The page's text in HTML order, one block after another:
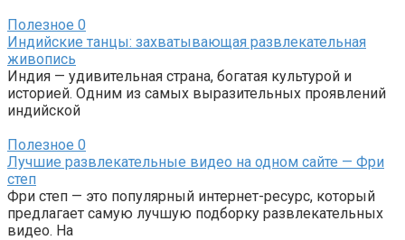
Полезное 0
Индийские танцы: захватывающая развлекательная
живопись
Индия — удивительная страна, богатая культурой и
историей. Одним из самых выразительных проявлений
индийской
Полезное 0
Лучшие развлекательные видео на одном сайте — Фри
степ
Фри степ — это популярный интернет-ресурс, который
предлагает самую лучшую подборку развлекательных
видео. На